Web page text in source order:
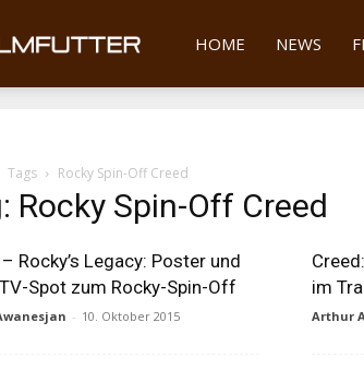
Filmfutter
HOME NEWS
Tags Rocky Spin-Off Creed
Rocky Spin-Off Creed
Rocky’s Legacy: Poster und
Spot zum Rocky-Spin-Off
- 10. Oktober 2015
im
Arthur